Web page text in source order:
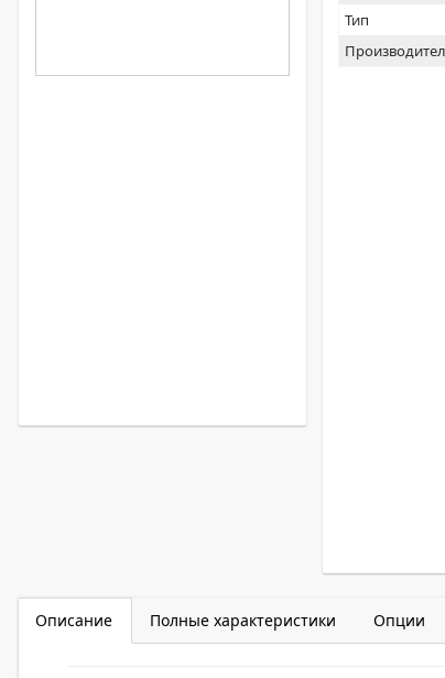
Тип
Описание Полные характеристики Опции